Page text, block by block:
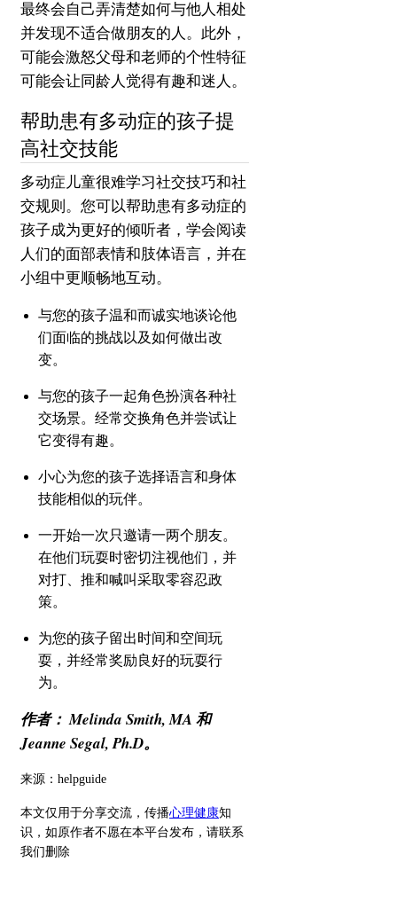
最终会自己弄清楚如何与他人相处
并发现不适合做朋友的人。 此外，
可能会激怒父母和老师的个性特征
可能会让同龄人觉得有趣和迷人。
帮助患有多动症的孩子提
高社交技能
多动症儿童很难学习社交技巧和社
交规则。 您可以帮助患有多动症的
孩子成为更好的倾听者，学会阅读
人们的面部表情和肢体语言，并在
小组中更顺畅地互动。
与您的孩子温和而诚实地谈论他
们面临的挑战以及如何做出改
变。
与您的孩子一起角色扮演各种社
交场景。 经常交换角色并尝试让
它变得有趣。
小心为您的孩子选择语言和身体
技能相似的玩伴。
一开始一次只邀请一两个朋友。
在他们玩耍时密切注视他们，并
对打、推和喊叫采取零容忍政
策。
为您的孩子留出时间和空间玩
耍，并经常奖励良好的玩耍行
为。
作者： Melinda Smith, MA 和
Jeanne Segal, Ph.D。
来源：helpguide
本文仅用于分享交流，传播心理健康知
识，如原作者不愿在本平台发布，请联系
我们删除